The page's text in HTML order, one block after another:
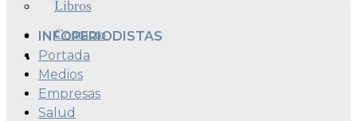
Libros
Contacto
INFOPERIODISTAS
Portada
Medios
Empresas
Salud